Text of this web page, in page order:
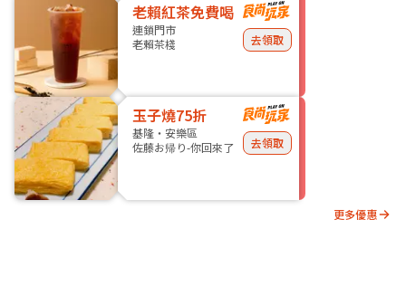
老賴紅茶免費喝
連鎖門市
老賴茶棧
去領取
玉子燒75折
基隆・安樂區
佐藤お帰り-你回來了
去領取
更多優惠